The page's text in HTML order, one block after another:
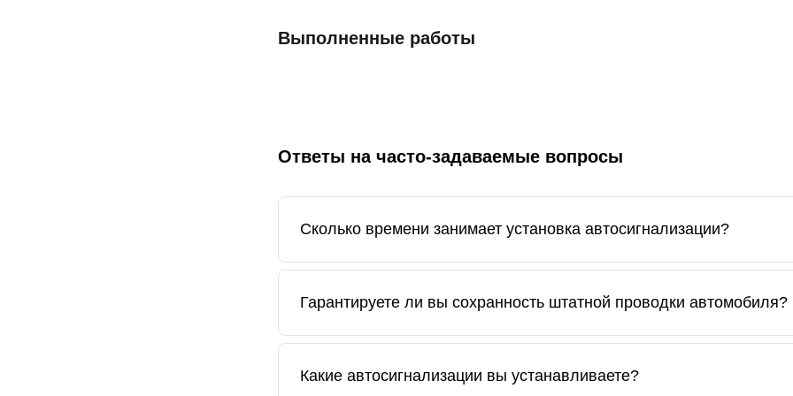
Выполненные работы
Ответы на часто-задаваемые вопросы
Сколько времени занимает установка автосигнализации?
Гарантируете ли вы сохранность штатной проводки автомобиля?
гарантию на все выполняемые работы.
Какие автосигнализации вы устанавливаете?